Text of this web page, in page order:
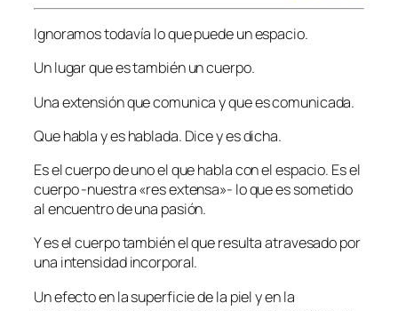
Ignoramos todavía lo que puede un espacio.
Un lugar que es también un cuerpo.
Una extensión que comunica y que es comunicada.
Que habla y es hablada. Dice y es dicha.
Es el cuerpo de uno el que habla con el espacio. Es el
cuerpo -nuestra «res extensa»- lo que es sometido
al encuentro de una pasión.
Y es el cuerpo también el que resulta atravesado por
una intensidad incorporal.
Un efecto en la superficie de la piel y en la